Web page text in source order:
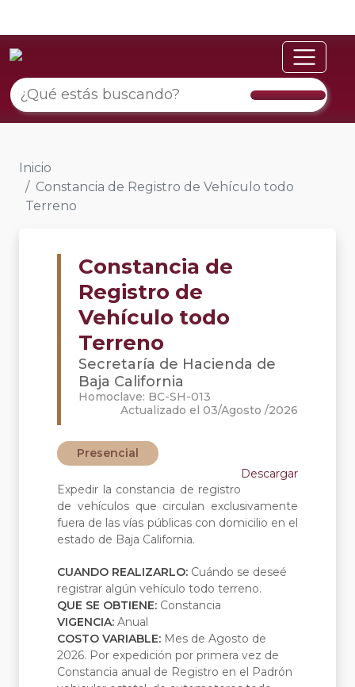
Inicio
Constancia de Registro de Vehículo todo
Terreno
Constancia de
Registro de
Vehículo todo
Terreno
Secretaría de Hacienda de
Baja California
Homoclave: BC-SH-013
Actualizado el 03/Agosto /2026
Presencial
Descargar
Expedir la constancia de registro
de vehículos que circulan exclusivamente
fuera de las vías públicas con domicilio en el
estado de Baja California.
CUANDO REALIZARLO: Cuándo se deseé
registrar algún vehículo todo terreno.
QUE SE OBTIENE: Constancia
VIGENCIA: Anual
COSTO VARIABLE: Mes de Agosto de
2026. Por expedición por primera vez de
Constancia anual de Registro en el Padrón